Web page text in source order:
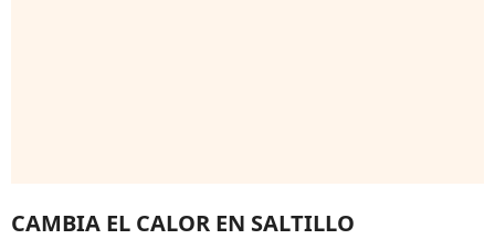
CAMBIA EL CALOR EN SALTILLO